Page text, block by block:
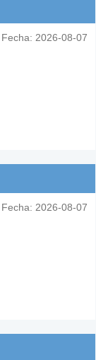
Fecha: 2026-08-07
Fecha: 2026-08-07